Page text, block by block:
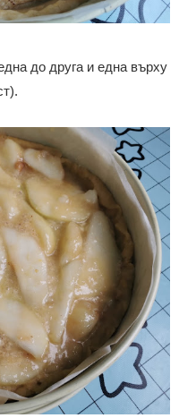
до друга и една върху